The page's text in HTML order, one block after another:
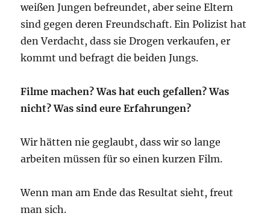
weißen Jungen befreundet, aber seine Eltern
sind gegen deren Freundschaft. Ein Polizist hat
den Verdacht, dass sie Drogen verkaufen, er
kommt und befragt die beiden Jungs.
Filme machen? Was hat euch gefallen? Was
nicht? Was sind eure Erfahrungen?
Wir hätten nie geglaubt, dass wir so lange
arbeiten müssen für so einen kurzen Film.
Wenn man am Ende das Resultat sieht, freut
man sich.